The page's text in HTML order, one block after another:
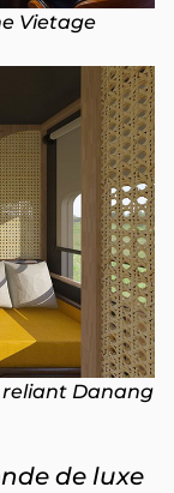
Vietage
Danang
de luxe